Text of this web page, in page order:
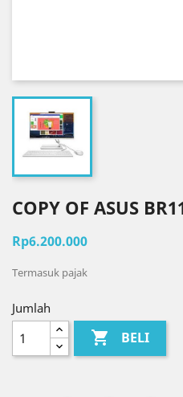
COPY OF ASUS
Rp6.200.000
Termasuk pajak
Jumlah
 BELI